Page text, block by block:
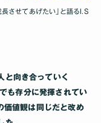
させてあげたい｣と語るI.S
と向き合っていく
存分に発揮されてい
値観は同じだと改め